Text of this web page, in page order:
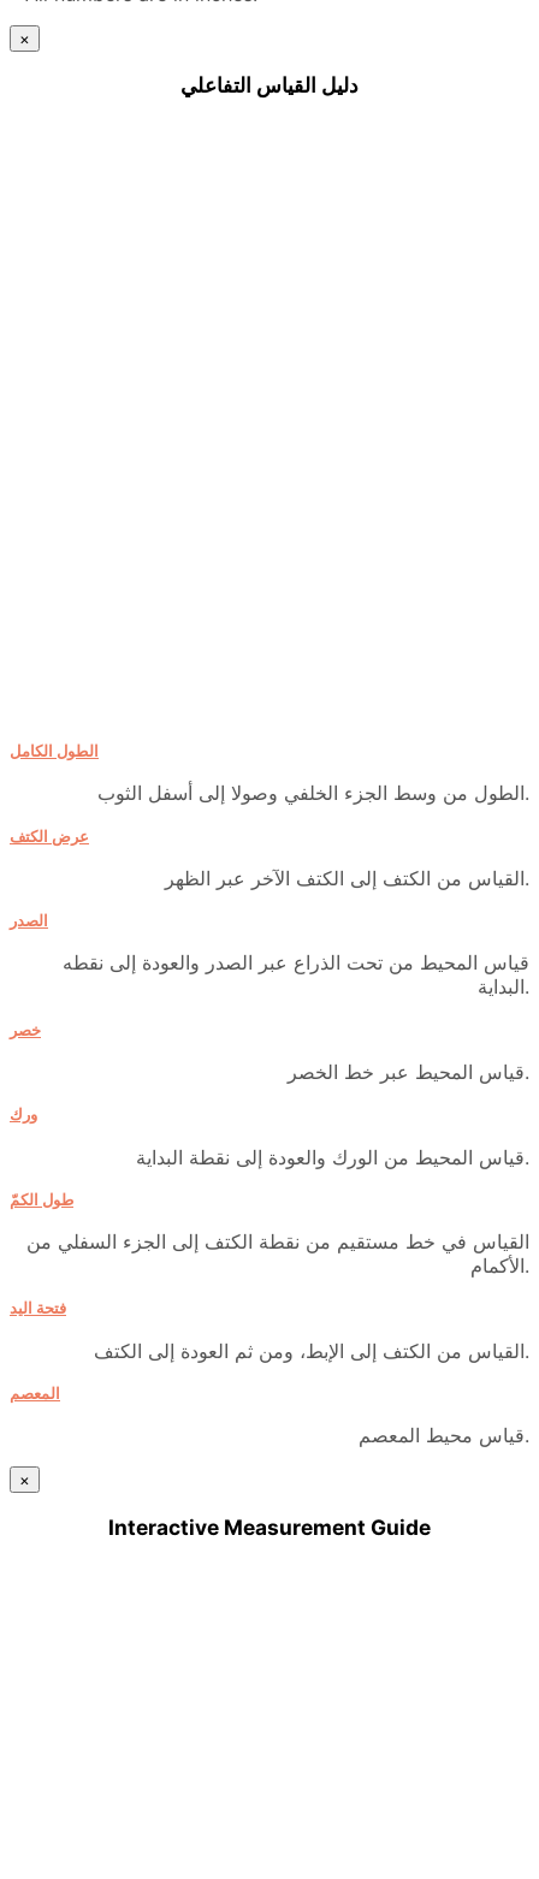
×
دليل القياس التفاعلي
الطول الكامل
الطول من وسط الجزء الخلفي وصولا إلى أسفل الثوب.
عرض الكتف
القياس من الكتف إلى الكتف الآخر عبر الظهر.
الصدر
قياس المحيط من تحت الذراع عبر الصدر والعودة إلى نقطه
البداية.
خصر
قياس المحيط عبر خط الخصر.
ورك
قياس المحيط من الورك والعودة إلى نقطة البداية.
طول الكمّ
القياس في خط مستقيم من نقطة الكتف إلى الجزء السفلي من
الأكمام.
فتحة اليد
القياس من الكتف إلى الإبط، ومن ثم العودة إلى الكتف.
المعصم
قياس محيط المعصم.
×
Interactive Measurement Guide